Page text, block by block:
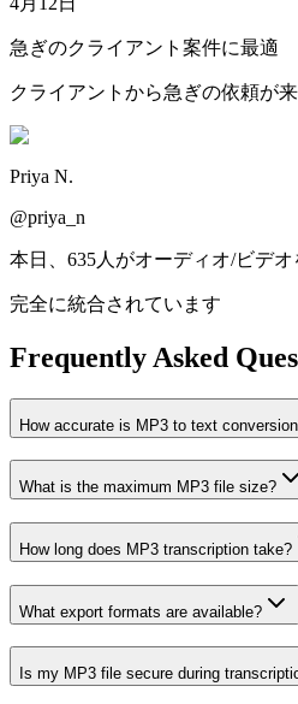
急ぎのクライアント案件に最適
クライアントから急ぎの依頼が
Priya N.
@priya_n
本日、635人がオーディオ/ビデ
完全に統合されています
Frequently Asked
How accurate is MP3 to text
What is the maximum MP3 file size?
How long does MP3 transcription take?
What export formats are available?
Is my MP3 file secure during